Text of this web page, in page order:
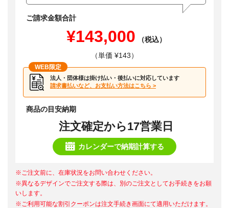
ご請求金額合計
¥143,000
（税込）
（単価 ¥143）
WEB限定
法人・団体様は掛け払い・後払いに対応しています
請求書払いなど、お支払い方法はこちら >
商品の目安納期
注文確定から17営業日
カレンダーで納期計算する
※ご注文前に、在庫状況をお問い合わせください。
※異なるデザインでご注文する際は、別のご注文としてお手続きをお願
いします。
※ご利用可能な割引クーポンは注文手続き画面にて適用いただけます。